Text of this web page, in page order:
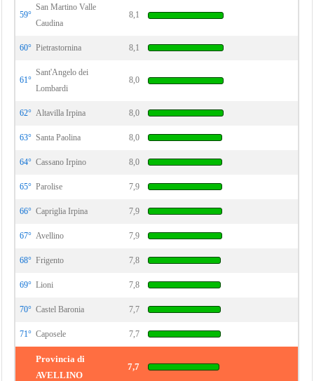
59°
San Martino Valle
Caudina
8,1
60° Pietrastornina 8,1
61°
Sant'Angelo dei
Lombardi
8,0
62° Altavilla Irpina 8,0
63° Santa Paolina 8,0
64° Cassano Irpino 8,0
65° Parolise 7,9
66° Capriglia Irpina 7,9
67° Avellino 7,9
68° Frigento 7,8
69° Lioni 7,8
70° Castel Baronia 7,7
71° Caposele 7,7
Provincia di
AVELLINO
7,7